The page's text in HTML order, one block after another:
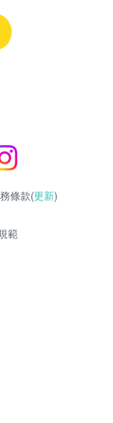
條款(更新)
範